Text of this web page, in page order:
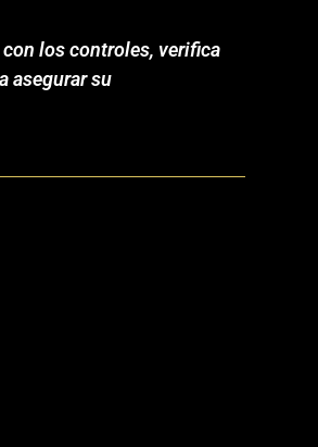
los controles, verifica
asegurar su